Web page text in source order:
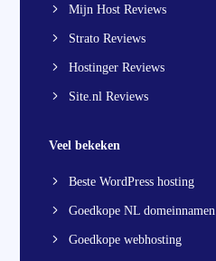
Mijn Host Reviews
Strato Reviews
Hostinger Reviews
Site.nl Reviews
Veel bekeken
Beste WordPress hosting
Goedkope NL domeinnamen
Goedkope webhosting